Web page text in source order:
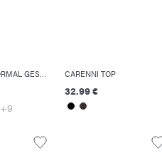
+9
CARENNI TOP
32.99 €